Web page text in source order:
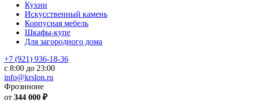
Кухни
Искусственный камень
Корпусная мебель
Шкафы-купе
Для загородного дома
+7 (921) 936-18-36
с 8:00 до 23:00
info@krslon.ru
Фрозиноне
от 344 000 ₽